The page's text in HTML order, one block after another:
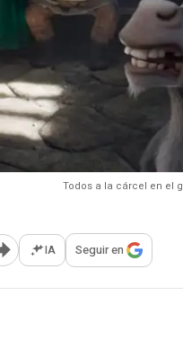
Todos a la cárcel en el
Abrir opciones para
IA Seguir en